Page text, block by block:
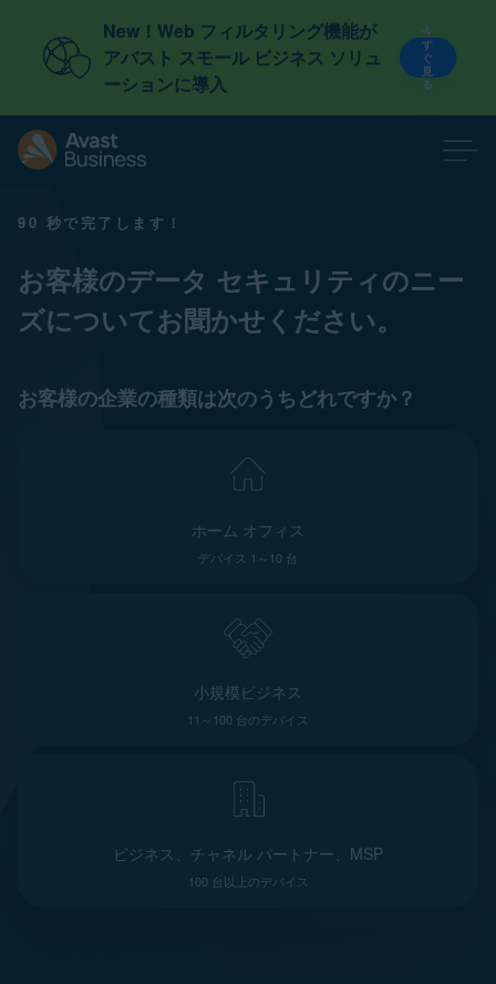
New！Web フィルタリング機能が
アバスト スモール ビジネス ソリュ
ーションに導入
今
す
ぐ
見
る
90 秒で完了します！
お客様のデータ セキュリティのニー
ズについてお聞かせください。
お客様の企業の種類は次のうちどれですか？
ホーム オフィス
デバイス 1～10 台
小規模ビジネス
11～100 台のデバイス
ビジネス、チャネル パートナー、MSP
100 台以上のデバイス